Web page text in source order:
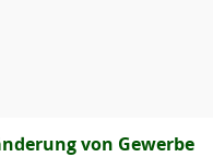
von Gewerbe